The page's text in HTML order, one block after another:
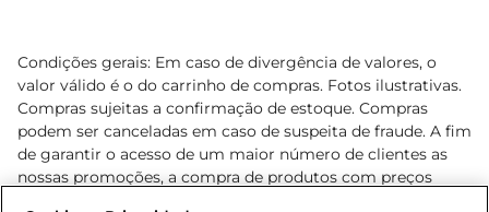
Condições gerais: Em caso de divergência de valores, o
valor válido é o do carrinho de compras. Fotos ilustrativas.
Compras sujeitas a confirmação de estoque. Compras
podem ser canceladas em caso de suspeita de fraude. A fim
de garantir o acesso de um maior número de clientes as
nossas promoções, a compra de produtos com preços